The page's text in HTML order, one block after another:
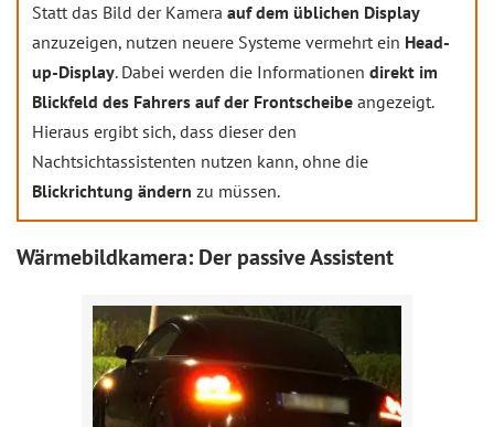
Statt das Bild der Kamera auf dem üblichen Display
anzuzeigen, nutzen neuere Systeme vermehrt ein Head-
up-Display. Dabei werden die Informationen direkt im
Blickfeld des Fahrers auf der Frontscheibe angezeigt.
Hieraus ergibt sich, dass dieser den
Nachtsichtassistenten nutzen kann, ohne die
Blickrichtung ändern zu müssen.
Wärmebildkamera: Der passive Assistent